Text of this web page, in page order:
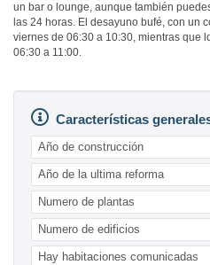
un bar o lounge, aunque también
las 24 horas. El desayuno bufé, con un
viernes de 06:30 a 10:30, mientras que
06:30 a 11:00.
Características
Año de construcción
Año de la ultima reforma
Numero de plantas
Numero de edificios
Hay habitaciones comunicadas